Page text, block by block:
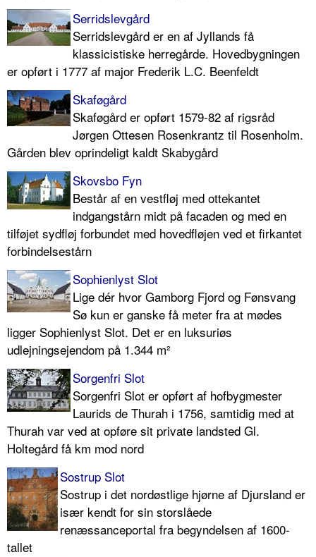
Serridslevgård
Serridslevgård er en af Jyllands få
klassicistiske herregårde. Hovedbygningen
er opført i 1777 af major Frederik L.C. Beenfeldt
Skaføgård
Skaføgård er opført 1579-82 af rigsråd
Jørgen Ottesen Rosenkrantz til Rosenholm.
Gården blev oprindeligt kaldt Skabygård
Skovsbo Fyn
Består af en vestfløj med ottekantet
indgangstårn midt på facaden og med en
tilføjet sydfløj forbundet med hovedfløjen ved et firkantet
forbindelsestårn
Sophienlyst Slot
Lige dér hvor Gamborg Fjord og Fønsvang
Sø kun er ganske få meter fra at mødes
ligger Sophienlyst Slot. Det er en luksuriøs
udlejningsejendom på 1.344 m²
Sorgenfri Slot
Sorgenfri Slot er opført af hofbygmester
Laurids de Thurah i 1756, samtidig med at
Thurah var ved at opføre sit private landsted Gl.
Holtegård få km mod nord
Sostrup Slot
Sostrup i det nordøstlige hjørne af Djursland er
især kendt for sin storslåede
renæssanceportal fra begyndelsen af 1600-
tallet